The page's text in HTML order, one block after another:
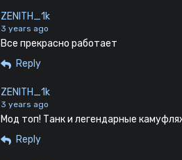
ZENITH_1k
3 years ago
Все прекрасно работает
Reply
ZENITH_1k
3 years ago
Мод топ! Танк и легендарные
Reply